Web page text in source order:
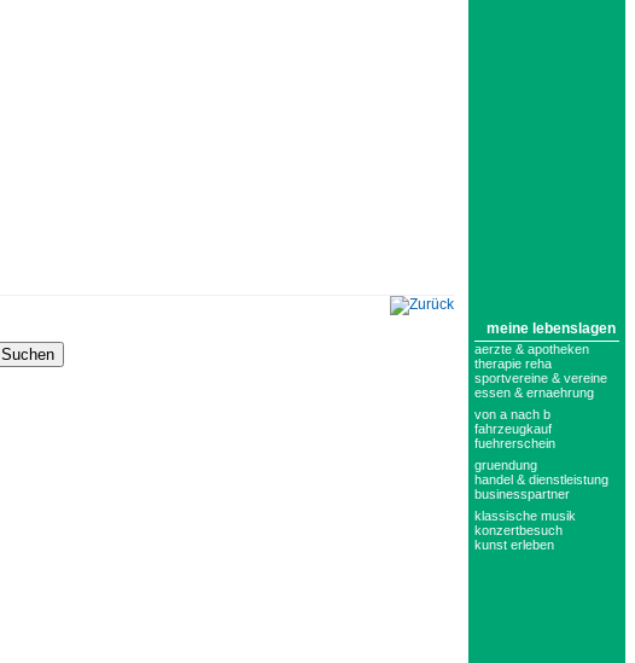
meine lebenslagen
aerzte & apotheken
therapie reha
sportvereine & vereine
essen & ernaehrung
von a nach b
fahrzeugkauf
fuehrerschein
gruendung
handel & dienstleistung
businesspartner
klassische musik
konzertbesuch
kunst erleben